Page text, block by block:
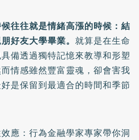
往往就是情緒高漲的時候：結
好友大學畢業。 就算是在生命
備透過獨特記憶來教導和形塑
情感雖然豐富靈魂，卻會害我
是保留到最適合的時間和季節
應：行為金融學家專家帶你洞